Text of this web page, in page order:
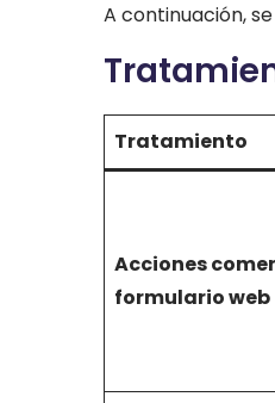
A continuación,
Tratamiento
Acciones
formulario web